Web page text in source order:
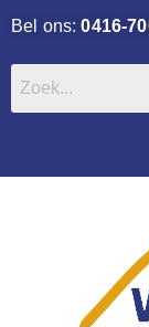
Bel ons:0416-